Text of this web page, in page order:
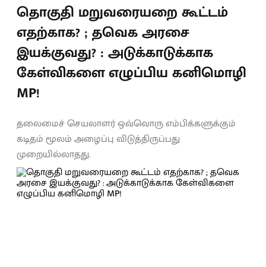
தொகுதி மறுவரையறை கூட்டம்
எதற்காக? ; தவெக அரசை
இயக்குவது? : அடுக்காடுக்காக
கேள்விகளை எழுப்பிய கனிமொழி
MP!
தலைமைச் செயலாளர் ஒவ்வொரு எம்பிக்களுக்கும்
கடிதம் மூலம் அழைப்பு விடுத்திருப்பது
முறையில்லாதது.